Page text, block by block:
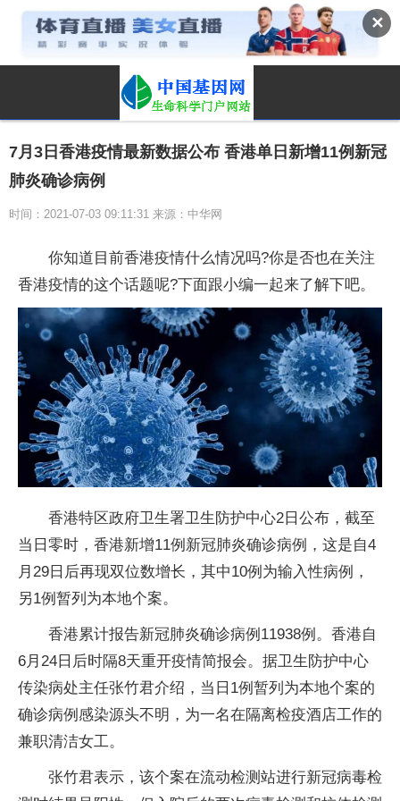
✕
7月3日香港疫情最新数据公布 香港单日新增11例新冠
肺炎确诊病例
时间：2021-07-03 09:11:31 来源：中华网
你知道目前香港疫情什么情况吗?你是否也在关注
香港疫情的这个话题呢?下面跟小编一起来了解下吧。
香港特区政府卫生署卫生防护中心2日公布，截至
当日零时，香港新增11例新冠肺炎确诊病例，这是自4
月29日后再现双位数增长，其中10例为输入性病例，
另1例暂列为本地个案。
香港累计报告新冠肺炎确诊病例11938例。香港自
6月24日后时隔8天重开疫情简报会。据卫生防护中心
传染病处主任张竹君介绍，当日1例暂列为本地个案的
确诊病例感染源头不明，为一名在隔离检疫酒店工作的
兼职清洁女工。
张竹君表示，该个案在流动检测站进行新冠病毒检